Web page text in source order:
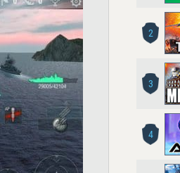
2
3
4